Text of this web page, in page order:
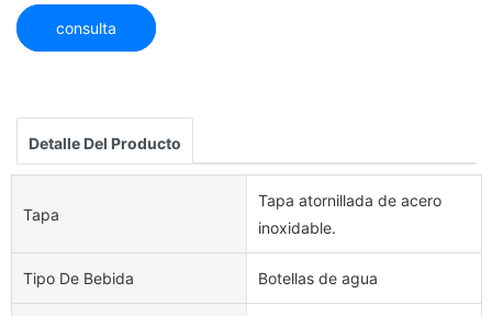
consulta
Detalle Del Producto
Tapa
Tapa atornillada de acero
inoxidable.
Tipo De Bebida Botellas de agua